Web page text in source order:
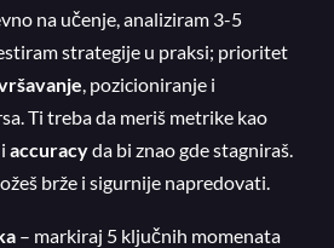
na učenje, analiziram 3-5
strategije u praksi; prioritet
, pozicioniranje i
Ti treba da meriš metrike kao
i accuracyda bi znao gde stagniraš.
brže i sigurnije napredovati.
– markiraj 5 ključnih momenata